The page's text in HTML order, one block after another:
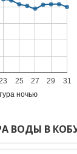
ночью
25 27 29 31
ВОДЫ В